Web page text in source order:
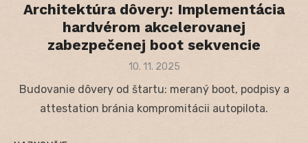
Architektúra dôvery: Implementácia
hardvérom akcelerovanej
zabezpečenej boot sekvencie
Posted
10. 11. 2025
Budovanie dôvery od štartu: meraný boot, podpisy a
attestation bránia kompromitácii autopilota.